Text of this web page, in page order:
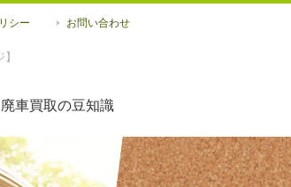
シー お問い合わせ
廃車買取の豆知識